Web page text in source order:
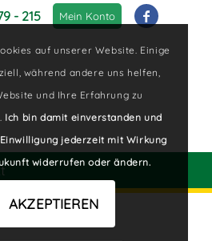
Mein Konto
- 215
auf unserer Website. Einige
während andere uns helfen,
und Ihre Erfahrung zu
Ich bin damit einverstanden und
jederzeit mit Wirkung
widerrufen oder ändern.
AKZEPTIEREN